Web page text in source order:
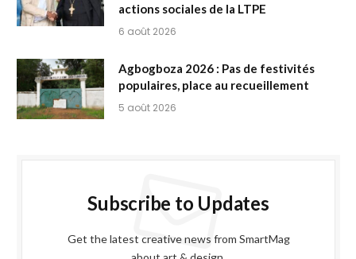
actions sociales de la LTPE
6 août 2026
Agbogboza 2026 : Pas de festivités
populaires, place au recueillement
5 août 2026
Subscribe to Updates
Get the latest creative news from SmartMag